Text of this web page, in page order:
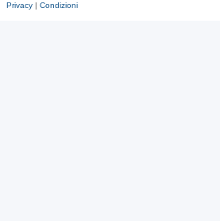
Privacy | Condizioni